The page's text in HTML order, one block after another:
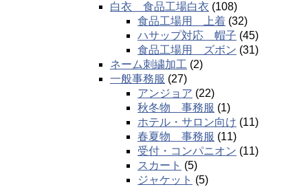
白衣 食品工場白衣 (108)
食品工場用 上着 (32)
ハサップ対応 帽子 (45)
食品工場用 ズボン (31)
ネーム刺繍加工 (2)
一般事務服 (27)
アンジョア (22)
秋冬物 事務服 (1)
ホテル・サロン向け (11)
春夏物 事務服 (11)
受付・コンパニオン (11)
スカート (5)
ジャケット (5)